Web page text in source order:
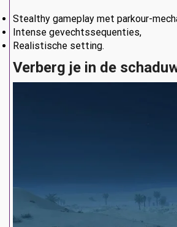
Stealthy gameplay met parkour-
Intense gevechtssequenties,
Realistische setting.
Verberg je in de